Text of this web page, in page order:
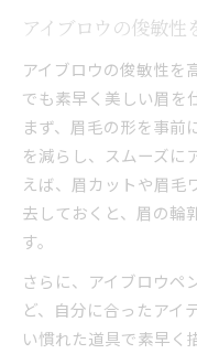
アイブロウの俊敏性
アイブロウの俊敏性を
でも素早く美しい眉を
まず、眉毛の形を事前
を減らし、スムーズに
えば、眉カットや眉毛
去しておくと、眉の輪
す。
さらに、アイブロウペ
ど、自分に合ったアイ
い慣れた道具で素早く